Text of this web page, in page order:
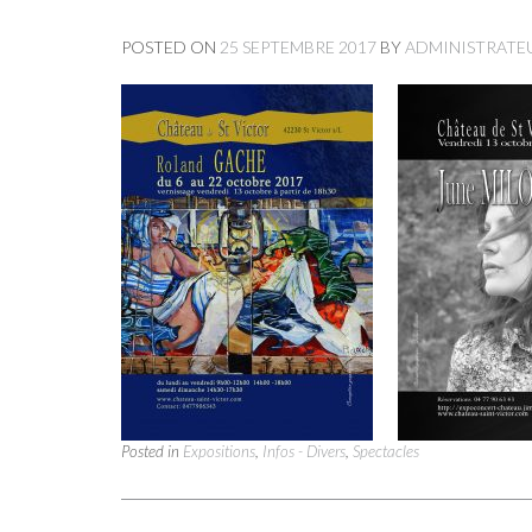
POSTED ON 25 SEPTEMBRE 2017 BY
Posted in Expositions Infos - Divers Spectacles